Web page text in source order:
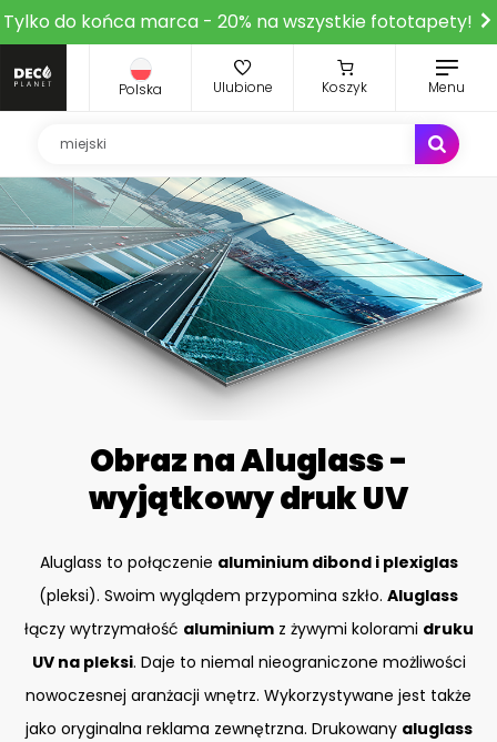
Tylko do końca marca - 20% na wszystkie fototapety!
Polska Ulubione Koszyk Menu
Obraz na Aluglass -
wyjątkowy druk UV
Aluglass to połączenie aluminium dibond i plexiglas
(pleksi). Swoim wyglądem przypomina szkło. Aluglass
łączy wytrzymałość aluminiumz żywymi kolorami druku
UV na pleksi. Daje to niemal nieograniczone możliwości
nowoczesnej aranżacji wnętrz. Wykorzystywane jest także
jako oryginalna reklama zewnętrzna. Drukowany aluglass